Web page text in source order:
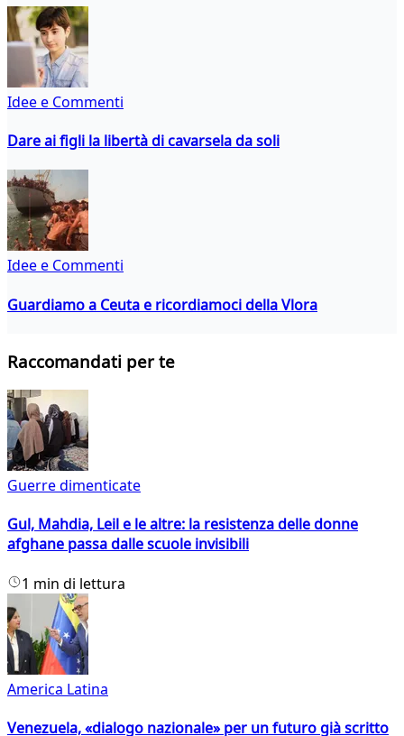
Idee e Commenti
Dare ai figli la libertà di cavarsela da soli
Idee e Commenti
Guardiamo a Ceuta e ricordiamoci della Vlora
Raccomandati per te
Guerre dimenticate
Gul, Mahdia, Leil e le altre: la resistenza delle donne
afghane passa dalle scuole invisibili
1 min di lettura
America Latina
Venezuela, «dialogo nazionale» per un futuro già scritto